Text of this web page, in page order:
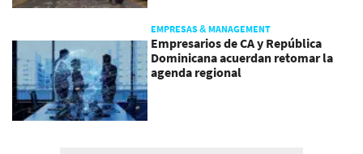
EMPRESAS & MANAGEMENT
Empresarios de CA y República
Dominicana acuerdan retomar la
agenda regional